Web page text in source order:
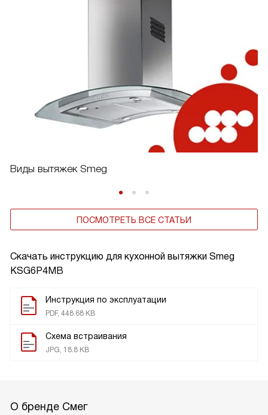
Скачать инструкцию для кухонной вытяжки Smeg
KSG6P4MB
Инструкция по эксплуатации
PDF, 448.68 KB
Схема встраивания
JPG, 18.8 KB
Виды вытяжек Smeg
ПОСМОТРЕТЬ ВСЕ СТАТЬИ
О бренде Смег